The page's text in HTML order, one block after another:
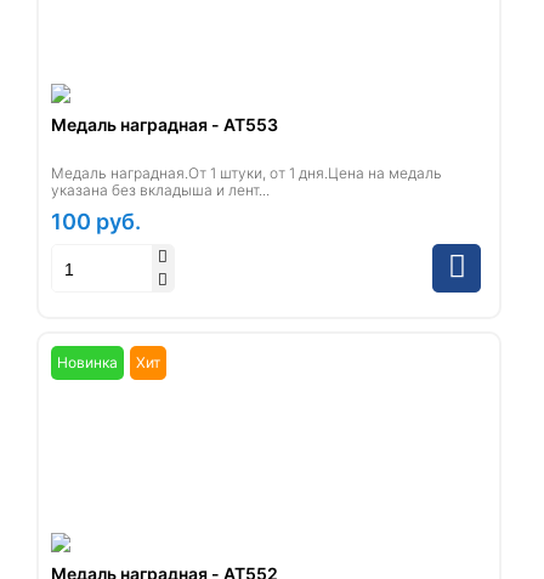
Медаль наградная - AT553
Медаль наградная.От 1 штуки, от 1 дня.Цена на медаль
указана без вкладыша и лент...
100 руб.
Новинка Хит
Медаль наградная - AT552